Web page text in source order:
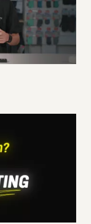
produit
–
video